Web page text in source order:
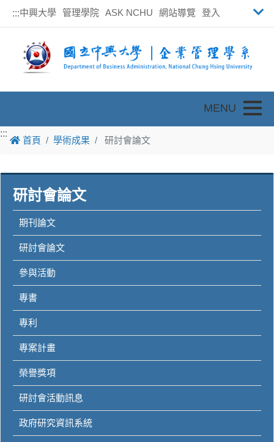
:::中興大學 管理學院 ASK NCHU 網站導覽 登入
:::
首頁 學術成果 研討會論文
研討會論文
期刊論文
研討會論文
參與活動
專書
專利
專案計畫
榮譽獎項
研討會活動訊息
政府研究資訊系統